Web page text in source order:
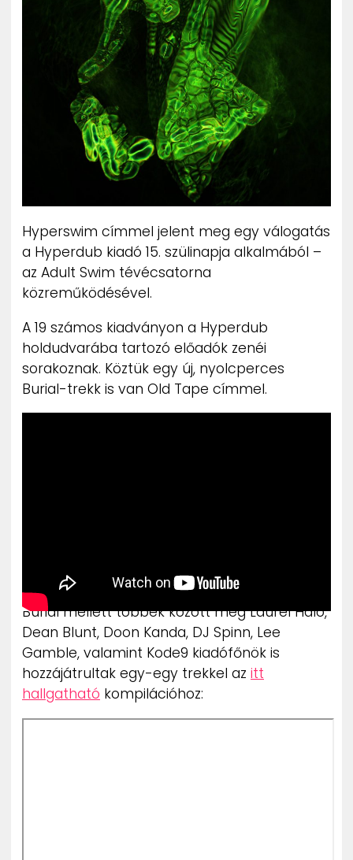
ZENE
MÉDIAAJÁNLAT
IMPRESSZUM
PR-ARCHÍVUM
ADATKEZELÉSI TÁJÉKOZTATÓ
Hyperswim címmel jelent meg egy válogatás
a Hyperdub kiadó 15. szülinapja alkalmából –
az Adult Swim tévécsatorna
közreműködésével.
A 19 számos kiadványon a Hyperdub
holdudvarába tartozó előadók zenéi
sorakoznak. Köztük egy új, nyolcperces
Burial-trekk is van Old Tape címmel.
Burial mellett többek között még Laurel Halo,
Dean Blunt, Doon Kanda, DJ Spinn, Lee
Gamble, valamint Kode9 kiadófőnök is
hozzájátrultak egy-egy trekkel az itt
hallgatható kompilációhoz: